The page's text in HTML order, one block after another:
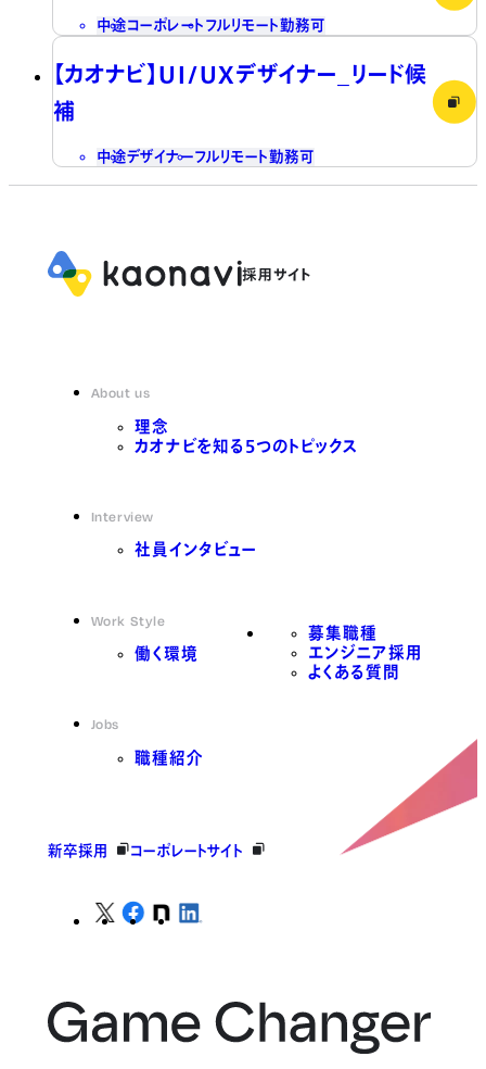
中途コーポレート フルリモート勤務可
【カオナビ】UI/UXデザイナー_リード候
補
中途デザイナーフルリモート勤務可
About us
理念
カオナビを知る5つのトピックス
Interview
社員インタビュー
Work Style
働く環境
Jobs
職種紹介
募集職種
エンジニア採用
よくある質問
新卒採用 コーポレートサイト